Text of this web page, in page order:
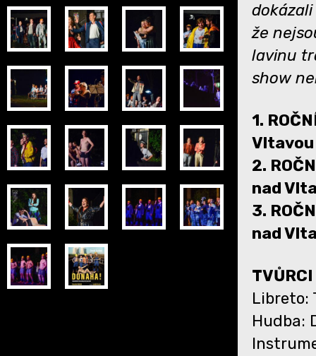
že
lavinu
show
1.
Vltavou
2.
nad
3.
nad
TVŮRCI
Libreto:
Hudba: